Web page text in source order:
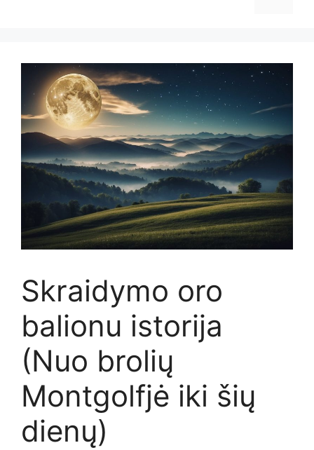
Skraidymo oro
balionu istorija
(Nuo brolių
Montgolfjė iki šių
dienų)